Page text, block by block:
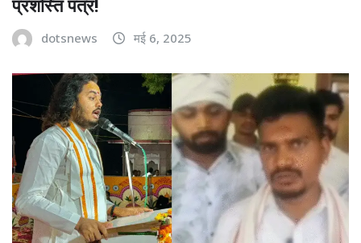
dotsnews मई 6, 2025